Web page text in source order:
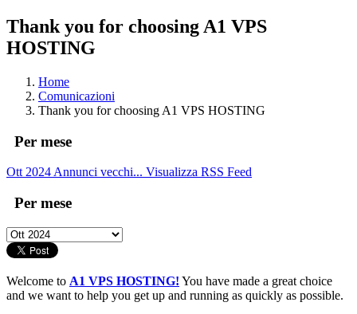
Thank you for choosing A1 VPS
HOSTING
Home
Comunicazioni
Thank you for choosing A1 VPS HOSTING
Per mese
Ott 2024 Annunci vecchi... Visualizza RSS Feed
Per mese
Welcome to A1 VPS HOSTING! You have made a great choice
and we want to help you get up and running as quickly as possible.